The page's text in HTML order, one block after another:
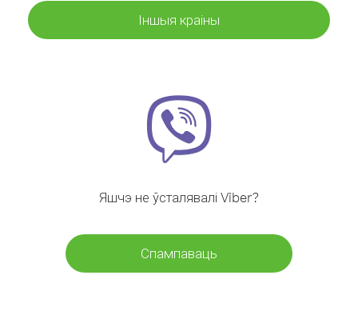
Іншыя краіны
Яшчэ не ўсталявалі Viber?
Спампаваць